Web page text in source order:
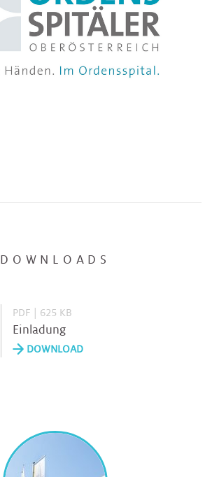
DOWNLOADS
PDF | 625 KB
Einladung
DOWNLOAD